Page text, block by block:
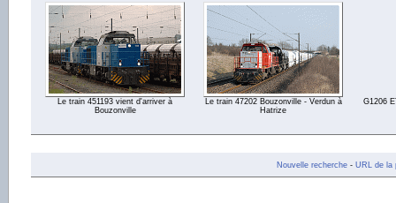
Le train 451193 vient d'arriver à
Bouzonville
Le train 47202 Bouzonville - Verdun à
Hatrize
G1206
Nouvelle recherche- URL de la